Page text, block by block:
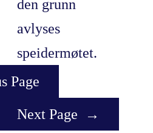
den grunn
avlyses
speidermøtet.
Page
Next Page →